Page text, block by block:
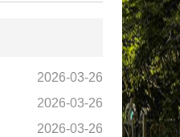
2026-03-26
2026-03-26
2026-03-26